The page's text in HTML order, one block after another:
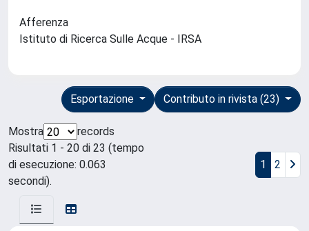
Afferenza
Istituto di Ricerca Sulle Acque - IRSA
Contributo in rivista (23)
Esportazione
Mostra
records
Risultati 1 - 20 di 23 (tempo
di esecuzione: 0.063
secondi).
1 2